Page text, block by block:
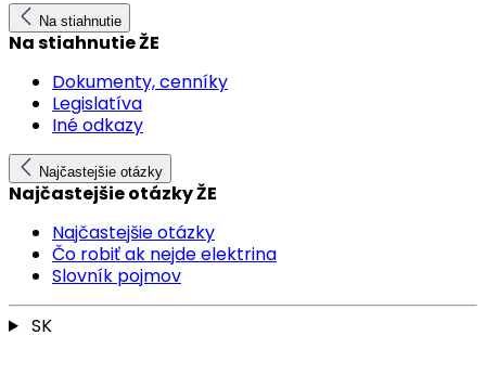
Na stiahnutie
Na stiahnutie ŽE
Dokumenty, cenníky
Legislatíva
Iné odkazy
Najčastejšie otázky
Najčastejšie otázky ŽE
Najčastejšie otázky
Čo robiť ak nejde elektrina
Slovník pojmov
SK